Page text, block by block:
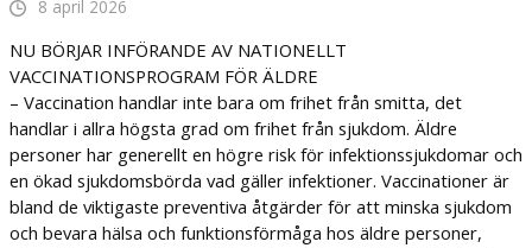
8 april 2026
NU BÖRJAR INFÖRANDE AV NATIONELLT
VACCINATIONSPROGRAM FÖR ÄLDRE
– Vaccination handlar inte bara om frihet från smitta, det
handlar i allra högsta grad om frihet från sjukdom. Äldre
personer har generellt en högre risk för infektionssjukdomar och
en ökad sjukdomsbörda vad gäller infektioner. Vaccinationer är
bland de viktigaste preventiva åtgärder för att minska sjukdom
och bevara hälsa och funktionsförmåga hos äldre personer,